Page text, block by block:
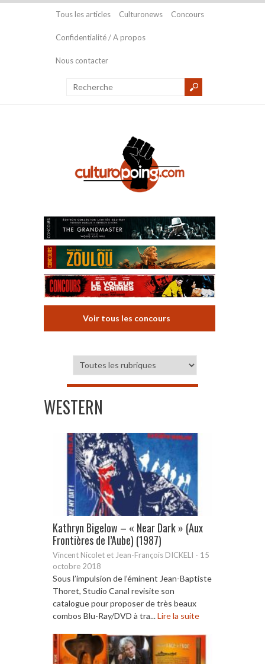
Tous les articles Culturonews Concours
Confidentialité / A propos
Nous contacter
Voir tous les concours
WESTERN
Kathryn Bigelow – « Near Dark » (Aux
Frontières de l’Aube) (1987)
Vincent Nicolet et Jean-François DICKELI - 15
octobre 2018
Sous l’impulsion de l’éminent Jean-Baptiste
Thoret, Studio Canal revisite son
catalogue pour proposer de très beaux
combos Blu-Ray/DVD à tra...Lire la suite